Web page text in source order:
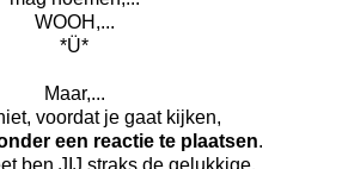
WOOH,...
*Ü*
Maar,...
voordat je gaat kijken,
een reactie te plaatsen.
ben JIJ straks de gelukkige.